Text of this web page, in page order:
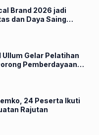
Brand 2026 jadi
dan Daya Saing
Ullum Gelar Pelatihan
Pemberdayaan
24 Peserta Ikuti
Rajutan